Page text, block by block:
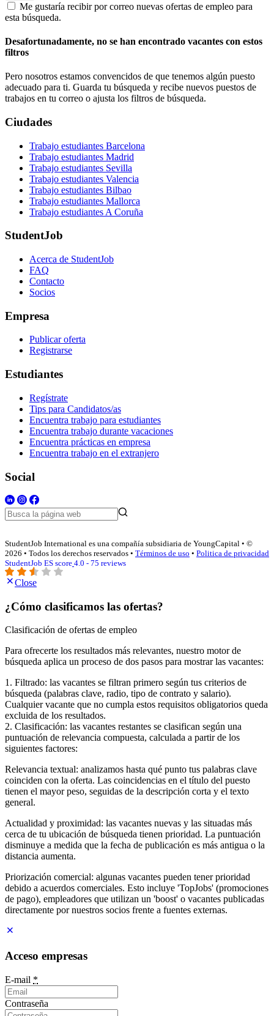
Me gustaría recibir por correo nuevas ofertas de empleo para
esta búsqueda.
Desafortunadamente, no se han encontrado vacantes con estos
filtros
Pero nosotros estamos convencidos de que tenemos algún puesto
adecuado para ti. Guarda tu búsqueda y recibe nuevos puestos de
trabajos en tu correo o ajusta los filtros de búsqueda.
Ciudades
Trabajo estudiantes Barcelona
Trabajo estudiantes Madrid
Trabajo estudiantes Sevilla
Trabajo estudiantes Valencia
Trabajo estudiantes Bilbao
Trabajo estudiantes Mallorca
Trabajo estudiantes A Coruña
StudentJob
Acerca de StudentJob
FAQ
Contacto
Socios
Empresa
Publicar oferta
Registrarse
Estudiantes
Regístrate
Tips para Candidatos/as
Encuentra trabajo para estudiantes
Encuentra trabajo durante vacaciones
Encuentra prácticas en empresa
Encuentra trabajo en el extranjero
Social
StudentJob International es una compañía subsidiaria de YoungCapital • ©
2026 • Todos los derechos reservados • Términos de uso • Politica de privacidad
StudentJob ES score 4.0 - 75 reviews
Close
¿Cómo clasificamos las ofertas?
Clasificación de ofertas de empleo
Para ofrecerte los resultados más relevantes, nuestro motor de
búsqueda aplica un proceso de dos pasos para mostrar las vacantes:
1. Filtrado: las vacantes se filtran primero según tus criterios de
búsqueda (palabras clave, radio, tipo de contrato y salario).
Cualquier vacante que no cumpla estos requisitos obligatorios queda
excluida de los resultados.
2. Clasificación: las vacantes restantes se clasifican según una
puntuación de relevancia compuesta, calculada a partir de los
siguientes factores:
Relevancia textual: analizamos hasta qué punto tus palabras clave
coinciden con la oferta. Las coincidencias en el título del puesto
tienen el mayor peso, seguidas de la descripción corta y el texto
general.
Actualidad y proximidad: las vacantes nuevas y las situadas más
cerca de tu ubicación de búsqueda tienen prioridad. La puntuación
disminuye a medida que la fecha de publicación es más antigua o la
distancia aumenta.
Priorización comercial: algunas vacantes pueden tener prioridad
debido a acuerdos comerciales. Esto incluye 'TopJobs' (promociones
de pago), empleadores que utilizan un 'boost' o vacantes publicadas
directamente por nuestros socios frente a fuentes externas.
Acceso empresas
E-mail *
Contraseña